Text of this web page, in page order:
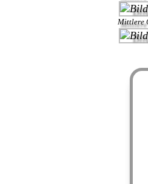
Mittlere